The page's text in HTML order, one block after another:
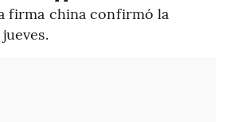
firma china confirmó la